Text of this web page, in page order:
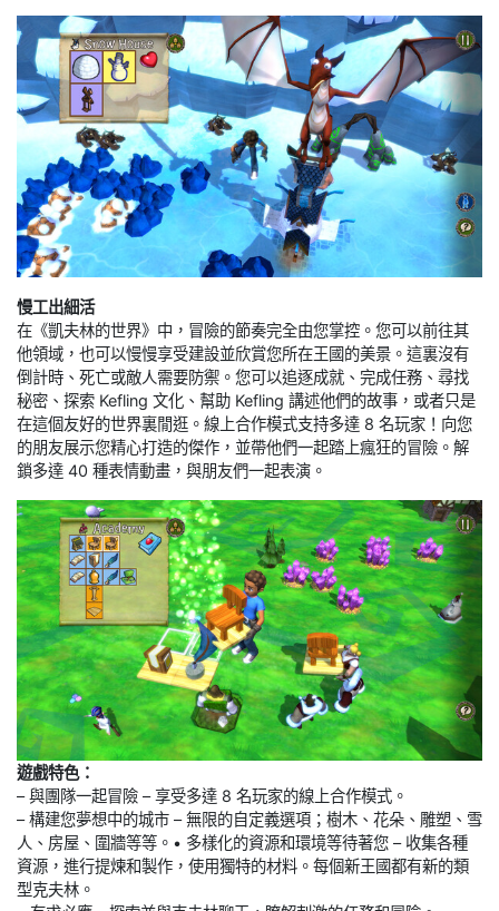
慢工出細活
在《凱夫林的世界》中，冒險的節奏完全由您掌控。您可以前往其
他領域，也可以慢慢享受建設並欣賞您所在王國的美景。這裏沒有
倒計時、死亡或敵人需要防禦。您可以追逐成就、完成任務、尋找
秘密、探索 Kefling 文化、幫助 Kefling 講述他們的故事，或者只是
在這個友好的世界裏閒逛。線上合作模式支持多達 8 名玩家！向您
的朋友展示您精心打造的傑作，並帶他們一起踏上瘋狂的冒險。解
鎖多達 40 種表情動畫，與朋友們一起表演。
遊戲特色：
– 與團隊一起冒險 – 享受多達 8 名玩家的線上合作模式。
– 構建您夢想中的城市 – 無限的自定義選項；樹木、花朵、雕塑、雪
人、房屋、圍牆等等。• 多樣化的資源和環境等待著您 – 收集各種
資源，進行提煉和製作，使用獨特的材料。每個新王國都有新的類
型克夫林。